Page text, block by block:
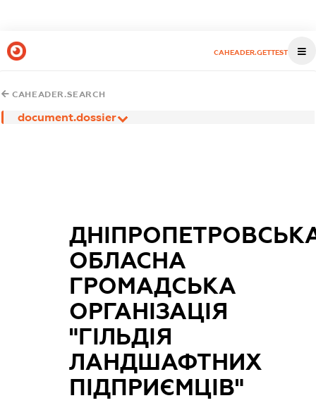
CAHEADER.GETTEST
CAHEADER.SEARCH
document.dossier
ОБЛАСНА
ГРОМАДСЬКА
ОРГАНІЗАЦІЯ
"ГІЛЬДІЯ
ЛАНДШАФТНИХ
ПІДПРИЄМЦІВ"